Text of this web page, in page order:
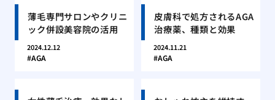
薄毛専門サロンやクリニ
ック併設美容院の活用
2024.12.12
AGA
皮膚科で処方されるAGA
治療薬、種類と効果
2024.11.21
AGA